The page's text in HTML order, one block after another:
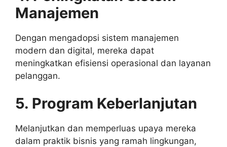
Manajemen
Dengan mengadopsi sistem manajemen
modern dan digital, mereka dapat
meningkatkan efisiensi operasional dan layanan
pelanggan.
5. Program Keberlanjutan
Melanjutkan dan memperluas upaya mereka
dalam praktik bisnis yang ramah lingkungan,